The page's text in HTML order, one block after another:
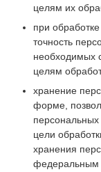
целям их
при
точность
необходимых
целям
хранение
форме,
цели
хранения
федеральным